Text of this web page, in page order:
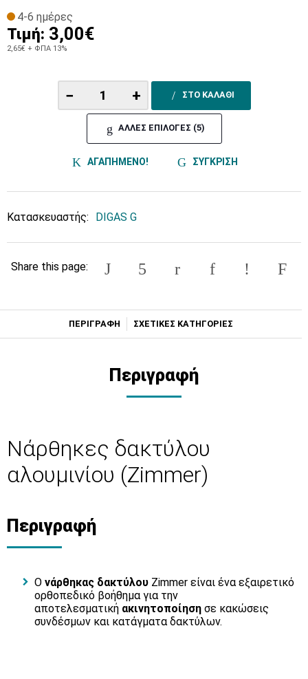
4-6 ημέρες
Τιμή: 3,00€
2,65€ + ΦΠΑ 13%
− + ΣΤΟ ΚΑΛΑΘΙ
ΑΛΛΕΣ ΕΠΙΛΟΓΕΣ (5)
ΑΓΑΠΗΜΕΝΟ! ΣΥΓΚΡΙΣΗ
Κατασκευαστής: DIGAS G
Share this page:
ΠΕΡΙΓΡΑΦΗ ΣΧΕΤΙΚΕΣ ΚΑΤΗΓΟΡΙΕΣ
Περιγραφή
Νάρθηκες δακτύλου
αλουμινίου (Zimmer)
Περιγραφή
Ο νάρθηκας δακτύλου Zimmer είναι ένα εξαιρετικό
ορθοπεδικό βοήθημα για την
αποτελεσματική ακινητοποίηση σε κακώσεις
συνδέσμων και κατάγματα δακτύλων.